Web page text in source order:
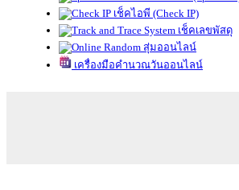
เช็คไอพี (Check IP)
เช็คเลขพัสดุ
สุ่มออนไลน์
เครื่องมือคำนวณวันออนไลน์